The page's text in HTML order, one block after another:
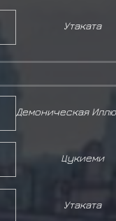
Утаката
Цукиеми
Утаката